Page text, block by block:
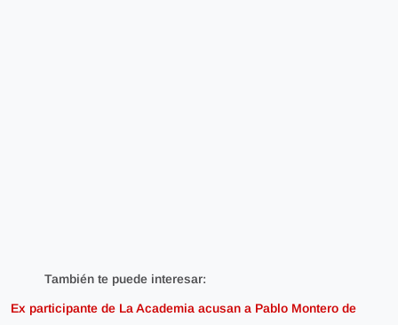
También te puede interesar:
Ex participante de La Academia acusan a Pablo Montero de